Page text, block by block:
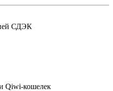
СДЭК
Qiwi-кошелек